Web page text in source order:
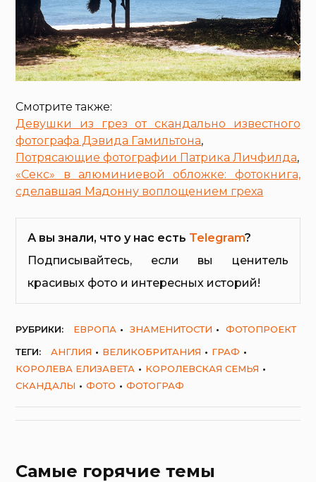
Смотрите также:
Девушки из грез от скандально известного
фотографа Дэвида Гамильтона,
Потрясающие фотографии Патрика Личфилда,
«Секс» в алюминиевой обложке: фотокнига,
сделавшая Мадонну воплощением греха
А вы знали, что у нас есть Telegram?
Подписывайтесь, если вы ценитель
красивых фото и интересных историй!
РУБРИКИ: ЕВРОПА ЗНАМЕНИТОСТИ
ФОТОПРОЕКТ
ТЕГИ:
АНГЛИЯ ВЕЛИКОБРИТАНИЯ
ГРАФ
КОРОЛЕВА ЕЛИЗАВЕТА
КОРОЛЕВСКАЯ СЕМЬЯ
СКАНДАЛЫ
ФОТО ФОТОГРАФ
Самые горячие темы